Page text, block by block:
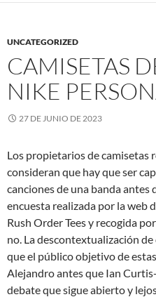
UNCATEGORIZED
CAMISETAS
NIKE
27 DE JUNIO DE 2023
Los propietarios de camisetas
consideran que hay que ser
canciones de una banda antes
encuesta realizada por la web
Rush Order Tees y recogida
no. La descontextualización
que el público objetivo de
Alejandro antes que Ian
debate que sigue abierto y